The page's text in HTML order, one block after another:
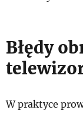
Błędy
W praktyce